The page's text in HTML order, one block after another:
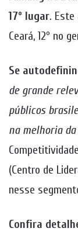
17º lugar. Este
Ceará, 12º no
Se
de grande
públicos
na melhoria
(Centro de
nesse
Confira